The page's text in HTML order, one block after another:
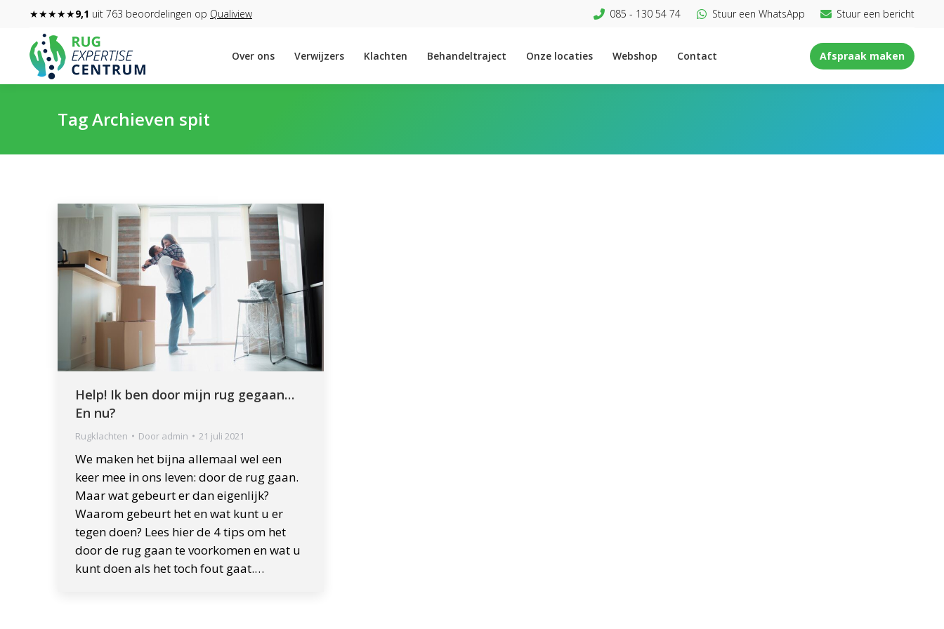
★★★★★9,1 uit 763 beoordelingen op Qualiview 085 - 130 54 74 Stuur een WhatsApp Stuur een bericht
Over ons Verwijzers Klachten Behandeltraject Onze locaties Webshop Contact Afspraak maken
Tag Archieven spit
Help! Ik ben door mijn rug gegaan…
En nu?
Rugklachten Door admin 21 juli 2021
We maken het bijna allemaal wel een
keer mee in ons leven: door de rug gaan.
Maar wat gebeurt er dan eigenlijk?
Waarom gebeurt het en wat kunt u er
tegen doen? Lees hier de 4 tips om het
door de rug gaan te voorkomen en wat u
kunt doen als het toch fout gaat.…